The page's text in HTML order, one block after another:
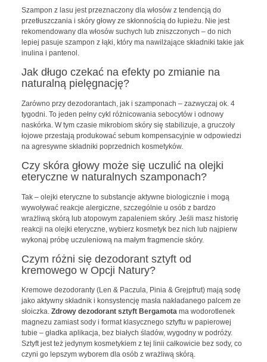
Szampon z lasu jest przeznaczony dla włosów z tendencją do
przetłuszczania i skóry głowy ze skłonnością do łupieżu. Nie jest
rekomendowany dla włosów suchych lub zniszczonych – do nich
lepiej pasuje szampon z łąki, który ma nawilżające składniki takie jak
inulina i pantenol.
Jak długo czekać na efekty po zmianie na
naturalną pielęgnację?
Zarówno przy dezodorantach, jak i szamponach – zazwyczaj ok. 4
tygodni. To jeden pełny cykl różnicowania sebocytów i odnowy
naskórka. W tym czasie mikrobiom skóry się stabilizuje, a gruczoły
łojowe przestają produkować sebum kompensacyjnie w odpowiedzi
na agresywne składniki poprzednich kosmetyków.
Czy skóra głowy może się uczulić na olejki
eteryczne w naturalnych szamponach?
Tak – olejki eteryczne to substancje aktywne biologicznie i mogą
wywoływać reakcje alergiczne, szczególnie u osób z bardzo
wrażliwą skórą lub atopowym zapaleniem skóry. Jeśli masz historię
reakcji na olejki eteryczne, wybierz kosmetyk bez nich lub najpierw
wykonaj próbę uczuleniową na małym fragmencie skóry.
Czym różni się dezodorant sztyft od
kremowego w Opcji Natury?
Kremowe dezodoranty (Len & Paczula, Pinia & Grejpfrut) mają sodę
jako aktywny składnik i konsystencję masła nakładanego palcem ze
słoiczka. Zdrowy dezodorant sztyft Bergamotama wodorotlenek
magnezu zamiast sody i format klasycznego sztyftu w papierowej
tubie – gładka aplikacja, bez białych śladów, wygodny w podróży.
Sztyft jest też jedynym kosmetykiem z tej linii całkowicie bez sody, co
czyni go lepszym wyborem dla osób z wrażliwą skórą.